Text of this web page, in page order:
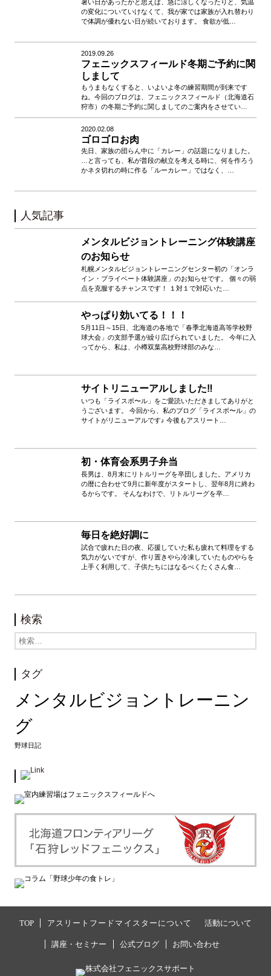
暑い日があったかと思えば、急に涼しくなったりと、気温
の変化についていけなくて、我が家では家族が入れ替わり
で体調が優れない日が続いております。 食欲が低…
2019.09.26
フェニックスフィールド冬期ご予約に関
しまして
もうまもなくすると、いよいよ冬の練習期間が到来です
ね。今回のブログは、フェニックスフィールド（北海道石
狩市）の冬期ご予約に関しましてのご案内をさせてい…
2020.02.08
ゴロゴロお肉
先日、家族の団らん中に「カレー」の話題になりました。
…と言っても、私が普段の献立を考える時に、何を作ろう
かネタ切れの時に作る「ルーカレー」ではなく、…
人気記事
メンタルビジョントレーニング体験講座
のお知らせ
札幌メンタルビジョントレーニングセンター初の「オンラ
イン・プライベート体験講座」のお知らせです。 個々の弱
点を克服するチャンスです！ １対１で対応いた…
やっぱり効いてる！！！
5月11日～15日、北海道の各地で「春季北海道高等学校野
球大会」の支部予選が繰り広げられていました。 今年に入
ってから、私は、小樽双葉高校野球部のみな…
サイトリニューアルしました‼️
いつも「ライスボ〜ル」をご愛読いただきましてありがと
うございます。 今回から、私のブログ「ライスボ〜ル」の
サイトがリニューアルです♪ 今後もアスリート…
初・体育会系男子弁当
長男は、8月末にリトルリーグを卒団しました。アメリカ
の暦に合わせて9月に新年度がスタートし、翌年8月に終わ
るからです。 そんなわけで、リトルリーグを卒…
毎日を絶好調に
試合で疲れた日の夜、応援していた私も疲れて料理をする
気力がないですが、作り置きやら冷凍していたものやらを
上手く利用して、子供たちにはなるべくたくさん食…
検索
タグ
メンタルビジョントレーニン
グ
野球日記
TOP アスリートフードマイスターについて 活動について
講座・セミナー 公式ブログ お問い合わせ